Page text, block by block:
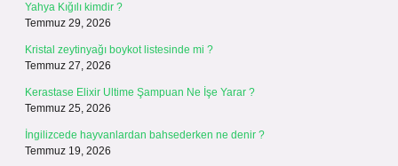
Yahya Kığılı kimdir ?
Temmuz 29, 2026
Kristal zeytinyağı boykot listesinde mi ?
Temmuz 27, 2026
Kerastase Elixir Ultime Şampuan Ne İşe Yarar ?
Temmuz 25, 2026
İngilizcede hayvanlardan bahsederken ne denir ?
Temmuz 19, 2026